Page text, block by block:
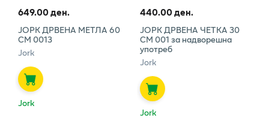
649.00 ден.
ЈОРК ДРВЕНА МЕТЛА 60
СМ 0013
Jork
Jork
440.00 ден.
ЈОРК ДРВЕНА ЧЕТКА 30
СМ 001 за надворешна
употреб
Jork
Jork